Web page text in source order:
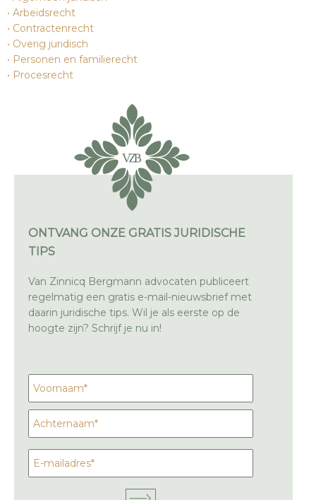
Arbeidsrecht
Contractenrecht
Overig juridisch
Personen en familierecht
Procesrecht
ONTVANG ONZE GRATIS JURIDISCHE
TIPS
Van Zinnicq Bergmann advocaten publiceert
regelmatig een gratis e-mail-nieuwsbrief met
daarin juridische tips. Wil je als eerste op de
hoogte zijn? Schrijf je nu in!